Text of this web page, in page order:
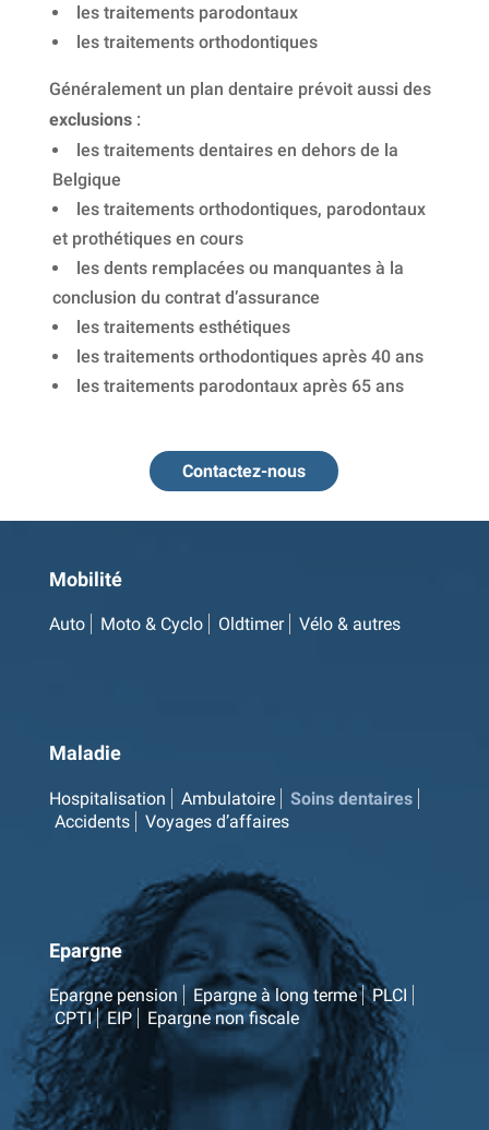
les traitements parodontaux
les traitements orthodontiques
Généralement un plan dentaire prévoit aussi des
exclusions:
les traitements dentaires en dehors de la
Belgique
les traitements orthodontiques, parodontaux
et prothétiques en cours
les dents remplacées ou manquantes à la
conclusion du contrat d’assurance
les traitements esthétiques
les traitements orthodontiques après 40 ans
les traitements parodontaux après 65 ans
Contactez-nous
Mobilité
Auto Moto & Cyclo Oldtimer Vélo & autres
Maladie
Hospitalisation Ambulatoire
Soins dentaires
Accidents
Voyages d’affaires
Epargne
Epargne pension Epargne à long terme
PLCI
CPTI
EIP Epargne non fiscale